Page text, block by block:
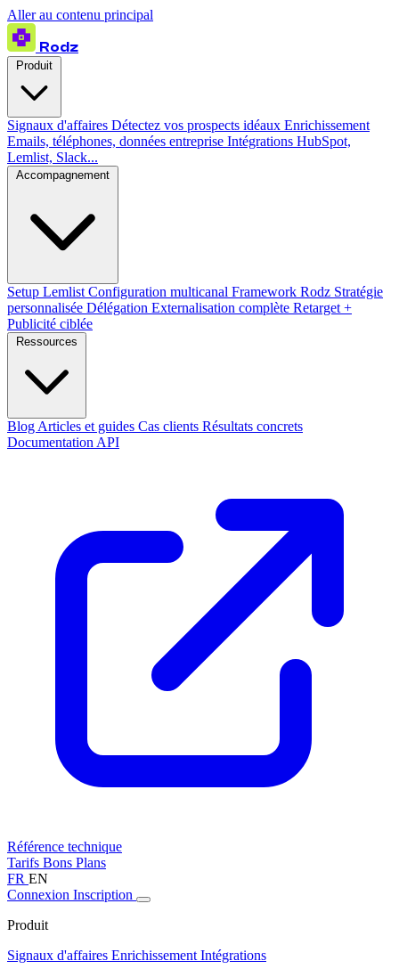
Aller au contenu principal
Rodz
Signaux d'affaires Détectez vos prospects idéaux Enrichissement
Emails, téléphones, données entreprise Intégrations HubSpot,
Lemlist, Slack...
Setup Lemlist Configuration multicanal Framework Rodz Stratégie
personnalisée Délégation Externalisation complète Retarget +
Publicité ciblée
Blog Articles et guides Cas clients Résultats concrets
Documentation API
Référence technique
Tarifs Bons Plans
FR EN
Connexion Inscription
Produit
Signaux d'affaires Enrichissement Intégrations